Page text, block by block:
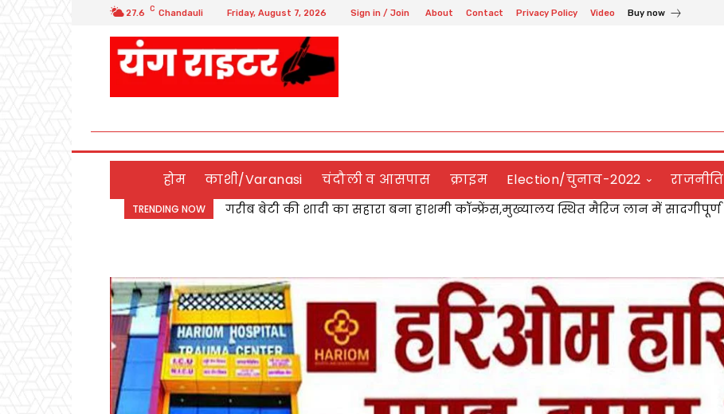
27.6 C Chandauli Friday, August 7, 2026 Sign in / Join About Contact Privacy Policy Video Buy now
होम काशी/Varanasi चंदौली व आसपास क्राइम Election/चुनाव-2022 राजनीति
TRENDING NOW Chandauli:बबुरी रोड पर लटका बिजली का तार बना खतरा,बोले जेई जल्द होगा दुरुस्ती कार्य